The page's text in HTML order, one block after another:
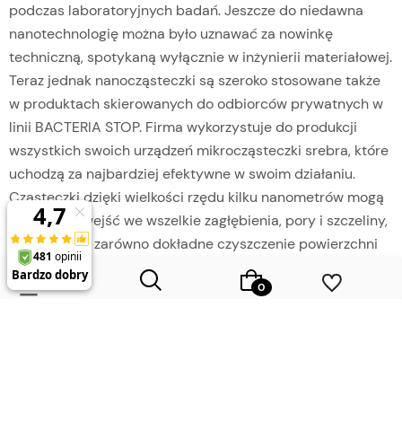
podczas laboratoryjnych badań. Jeszcze do niedawna
nanotechnologię można było uznawać za nowinkę
techniczną, spotykaną wyłącznie w inżynierii materiałowej.
Teraz jednak nanocząsteczki są szeroko stosowane także
w produktach skierowanych do odbiorców prywatnych w
linii BACTERIA STOP. Firma wykorzystuje do produkcji
wszystkich swoich urządzeń mikrocząsteczki srebra, które
uchodzą za najbardziej efektywne w swoim działaniu.
Cząsteczki dzięki wielkości rzędu kilku nanometrów mogą
skutecznie wejść we wszelkie zagłębienia, pory i szczeliny,
gwarantując zarówno dokładne czyszczenie powierzchni
(w przypadku środków czystości z nanotechnologią), jak i
wykazując działanie hydrofobowe. Chronią bowiem